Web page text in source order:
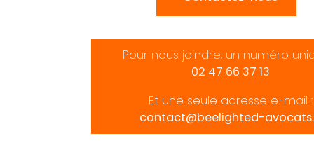
Pour nous joindre, un numéro
02 47 66 37 13
Et une seule adresse e-mail :
contact@beelighted-